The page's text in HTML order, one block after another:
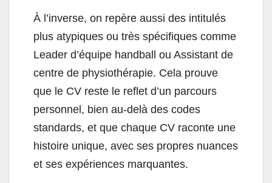
À l’inverse, on repère aussi des intitulés
plus atypiques ou très spécifiques comme
Leader d’équipe handball ou Assistant de
centre de physiothérapie. Cela prouve
que le CV reste le reflet d’un parcours
personnel, bien au-delà des codes
standards, et que chaque CV raconte une
histoire unique, avec ses propres nuances
et ses expériences marquantes.